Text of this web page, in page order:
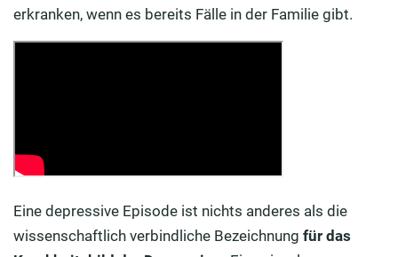
erkranken, wenn es bereits Fälle in der Familie gibt.
Eine depressive Episode ist nichts anderes als die
wissenschaftlich verbindliche Bezeichnung für das